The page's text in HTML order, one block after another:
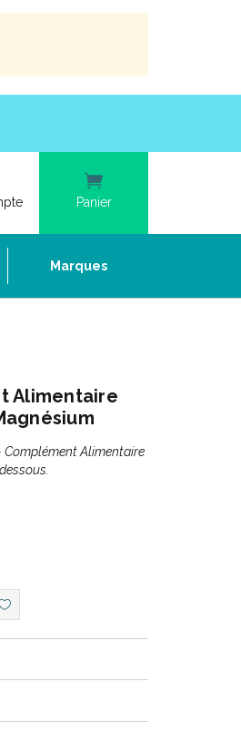
Panier
Marques
Alimentaire
Complément Alimentaire